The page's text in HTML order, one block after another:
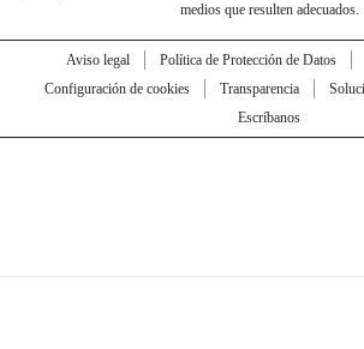
medios que resulten adecuados.
Aviso legal Política de Protección de Datos
Configuración de cookies
Transparencia
Escríbanos